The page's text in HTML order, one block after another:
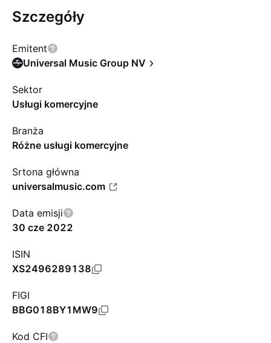
Szczegóły
Emitent
Universal Music Group NV
Sektor
Usługi komercyjne
Branża
Różne usługi komercyjne
Srtona główna
universalmusic.com
Data emisji
30 cze 2022
ISIN
XS2496289138
FIGI
BBG018BY1MW9
Kod CFI